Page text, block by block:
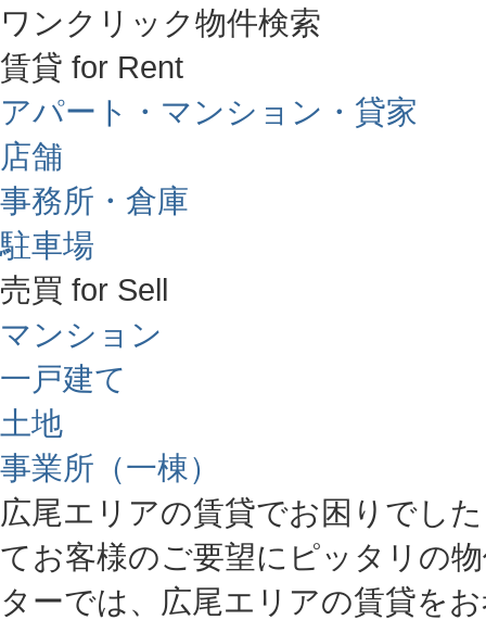
ワンクリック物件検索
賃貸 for Rent
アパート・マンション・貸家
店舗
事務所・倉庫
駐車場
売買 for Sell
マンション
一戸建て
土地
事業所（一棟）
広尾エリアの賃貸でお困りでし
てお客様のご要望にピッタリの
ターでは、広尾エリアの賃貸を